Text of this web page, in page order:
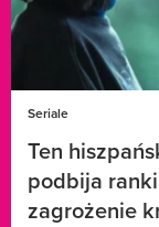
Seriale
Ten
podbija
zagrożenie